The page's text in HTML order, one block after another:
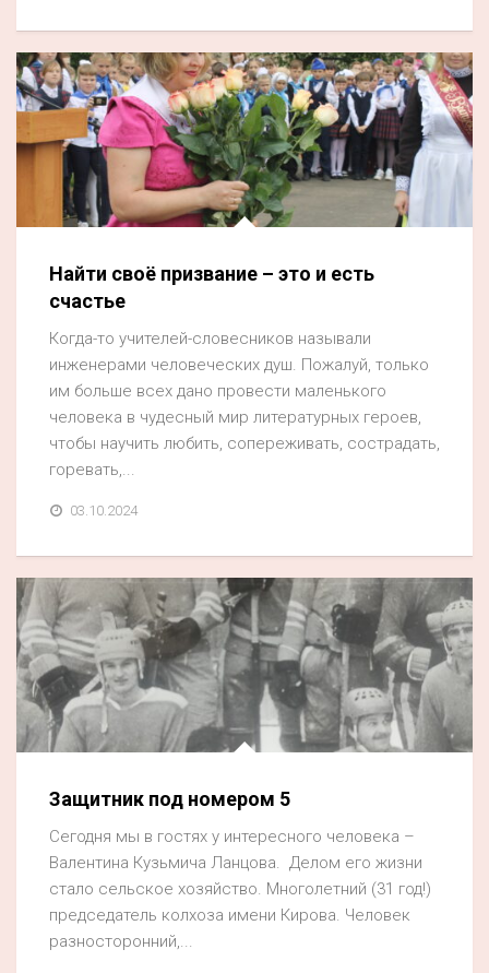
Найти своё призвание – это и есть
счастье
Когда-то учителей-словесников называли
инженерами человеческих душ. Пожалуй, только
им больше всех дано провести маленького
человека в чудесный мир литературных героев,
чтобы научить любить, сопереживать, сострадать,
горевать,...
03.10.2024
Защитник под номером 5
Сегодня мы в гостях у интересного человека –
Валентина Кузьмича Ланцова. Делом его жизни
стало сельское хозяйство. Многолетний (31 год!)
председатель колхоза имени Кирова. Человек
разносторонний,...